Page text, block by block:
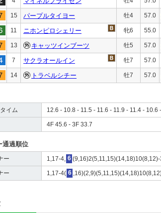
15 パープルタイヨー 牡4 57.0
11 ニホンピロシェリー 牝6 55.0
13 キャッツインブーツ 牡5 57.0
7 サクラオールイン 牡7 57.0
14 トラベルシチー 牡7 57.0
イム 12.6 - 10.8 - 11.5 - 11.6 - 11.9 - 11.4 - 10.6
4F 45.6 - 3F 33.7
通過順位
ー 1,17-4, 6
ー 1,17-4( 6